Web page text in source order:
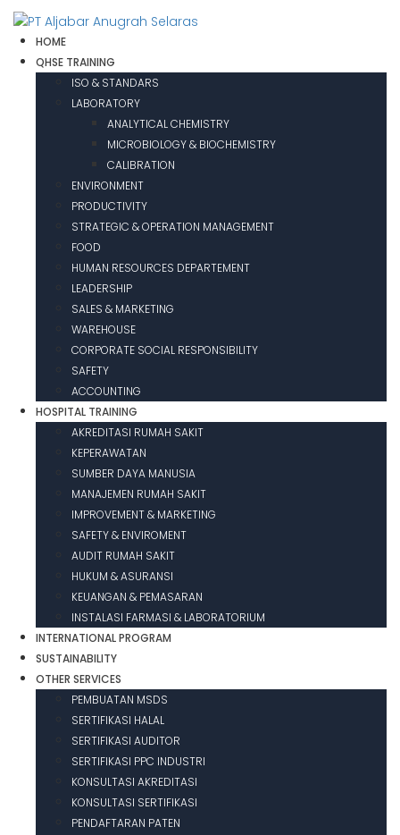
HOME
QHSE TRAINING
ISO & STANDARS
LABORATORY
ANALYTICAL CHEMISTRY
MICROBIOLOGY & BIOCHEMISTRY
CALIBRATION
ENVIRONMENT
PRODUCTIVITY
STRATEGIC & OPERATION MANAGEMENT
FOOD
HUMAN RESOURCES DEPARTEMENT
LEADERSHIP
SALES & MARKETING
WAREHOUSE
CORPORATE SOCIAL RESPONSIBILITY
SAFETY
ACCOUNTING
HOSPITAL TRAINING
AKREDITASI RUMAH SAKIT
KEPERAWATAN
SUMBER DAYA MANUSIA
MANAJEMEN RUMAH SAKIT
IMPROVEMENT & MARKETING
SAFETY & ENVIROMENT
AUDIT RUMAH SAKIT
HUKUM & ASURANSI
KEUANGAN & PEMASARAN
INSTALASI FARMASI & LABORATORIUM
INTERNATIONAL PROGRAM
SUSTAINABILITY
OTHER SERVICES
PEMBUATAN MSDS
SERTIFIKASI HALAL
SERTIFIKASI AUDITOR
SERTIFIKASI PPC INDUSTRI
KONSULTASI AKREDITASI
KONSULTASI SERTIFIKASI
PENDAFTARAN PATEN